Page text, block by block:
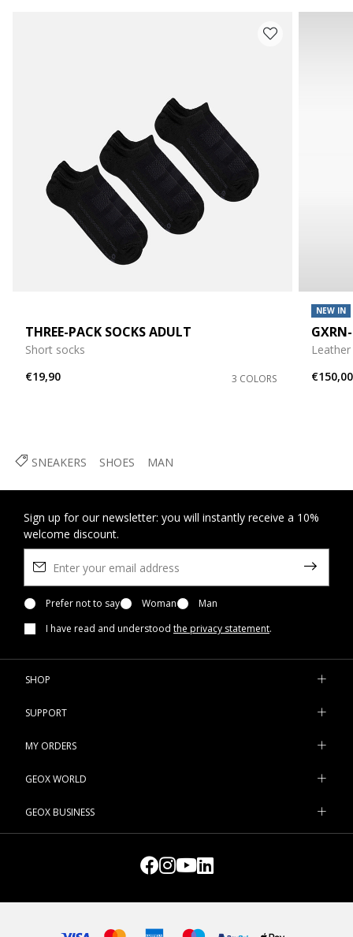
SNEAKERS SHOES MAN
THREE-PACK SOCKS ADULT
Short socks
€19,90
3 COLORS
NEW IN
€150,00
Sign up for our newsletter: you will instantly receive a 10%
welcome discount.
Prefer not to say Woman
Man
I have read and understood the privacy statement.
SHOP
SUPPORT
MY ORDERS
GEOX WORLD
GEOX BUSINESS